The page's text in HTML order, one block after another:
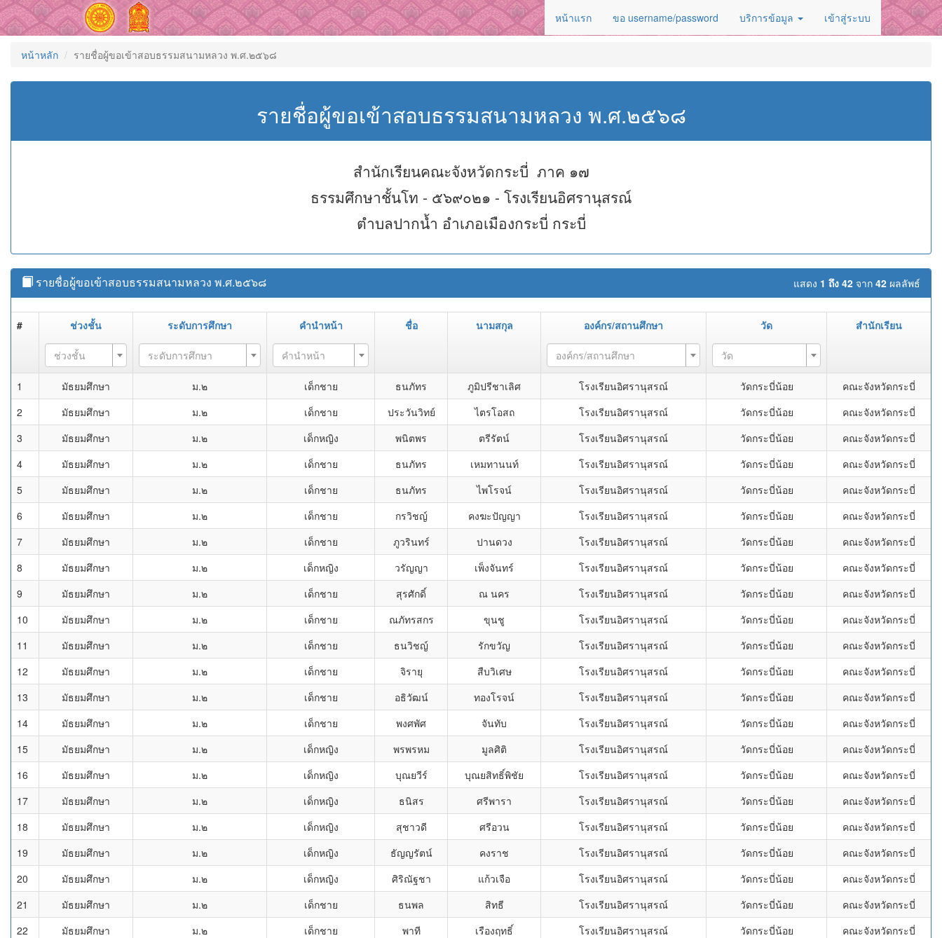
หน้าแรก ขอ username/password บริการข้อมูล เข้าสู่ระบบ
หน้าหลัก รายชื่อผู้ขอเข้าสอบธรรมสนามหลวง พ.ศ.๒๕๖๘
รายชื่อผู้ขอเข้าสอบธรรมสนามหลวง พ.ศ.๒๕๖๘
สำนักเรียนคณะจังหวัดกระบี่ ภาค ๑๗
ธรรมศึกษาชั้นโท - ๕๖๙๐๒๑ - โรงเรียนอิศรานุสรณ์
ตำบลปากน้ำ อำเภอเมืองกระบี่ กระบี่
แสดง 1 ถึง 42 จาก 42 ผลลัพธ์
รายชื่อผู้ขอเข้าสอบธรรมสนามหลวง พ.ศ.๒๕๖๘
# ช่วงชั้น ระดับการศึกษา คำนำหน้า ชื่อ นามสกุล องค์กร/สถานศึกษา วัด สำนักเรียน
ช่วงชั้น ระดับการศึกษา คำนำหน้า องค์กร/สถานศึกษา วัด
1 มัธยมศึกษา ม.๒ เด็กชาย ธนภัทร ภูมิปรีชาเลิศ โรงเรียนอิศรานุสรณ์ วัดกระบี่น้อย
คณะจังหวัดกระบี่
2
มัธยมศึกษา ม.๒ เด็กชาย ประวันวิทย์ ไตรโอสถ โรงเรียนอิศรานุสรณ์ วัดกระบี่น้อย
คณะจังหวัดกระบี่
3
มัธยมศึกษา ม.๒ เด็กหญิง พนิตพร ตรีรัตน์ โรงเรียนอิศรานุสรณ์ วัดกระบี่น้อย
คณะจังหวัดกระบี่
4
มัธยมศึกษา ม.๒ เด็กชาย ธนภัทร เหมทานนท์ โรงเรียนอิศรานุสรณ์ วัดกระบี่น้อย
คณะจังหวัดกระบี่
5
มัธยมศึกษา ม.๒ เด็กชาย ธนภัทร ไพโรจน์ โรงเรียนอิศรานุสรณ์ วัดกระบี่น้อย
คณะจังหวัดกระบี่
6
มัธยมศึกษา ม.๒ เด็กชาย กรวิชญ์ คงฆะปัญญา โรงเรียนอิศรานุสรณ์ วัดกระบี่น้อย
คณะจังหวัดกระบี่
7
มัธยมศึกษา ม.๒ เด็กชาย ภูวรินทร์ ปานดวง โรงเรียนอิศรานุสรณ์ วัดกระบี่น้อย
คณะจังหวัดกระบี่
8
มัธยมศึกษา ม.๒ เด็กหญิง วรัญญา เพ็งจันทร์ โรงเรียนอิศรานุสรณ์ วัดกระบี่น้อย
คณะจังหวัดกระบี่
9
มัธยมศึกษา ม.๒ เด็กชาย สุรศักดิ์ ณ นคร โรงเรียนอิศรานุสรณ์ วัดกระบี่น้อย
คณะจังหวัดกระบี่
10
มัธยมศึกษา ม.๒ เด็กชาย ณภัทรสกร ขุนชู โรงเรียนอิศรานุสรณ์ วัดกระบี่น้อย
คณะจังหวัดกระบี่
11
มัธยมศึกษา ม.๒ เด็กชาย ธนวิชญ์ รักขวัญ โรงเรียนอิศรานุสรณ์ วัดกระบี่น้อย
คณะจังหวัดกระบี่
12
มัธยมศึกษา ม.๒ เด็กชาย จิรายุ สืบวิเศษ โรงเรียนอิศรานุสรณ์ วัดกระบี่น้อย
คณะจังหวัดกระบี่
13
มัธยมศึกษา ม.๒ เด็กชาย อธิวัฒน์ ทองโรจน์ โรงเรียนอิศรานุสรณ์ วัดกระบี่น้อย
คณะจังหวัดกระบี่
14
มัธยมศึกษา ม.๒ เด็กชาย พงศพัศ จันทับ โรงเรียนอิศรานุสรณ์ วัดกระบี่น้อย
คณะจังหวัดกระบี่
15
มัธยมศึกษา ม.๒ เด็กหญิง พรพรหม มูลศิติ โรงเรียนอิศรานุสรณ์ วัดกระบี่น้อย
คณะจังหวัดกระบี่
16
มัธยมศึกษา ม.๒ เด็กหญิง บุณยวีร์ บุณยสิทธิ์พิชัย โรงเรียนอิศรานุสรณ์ วัดกระบี่น้อย
คณะจังหวัดกระบี่
17
มัธยมศึกษา ม.๒ เด็กหญิง ธนิสร ศรีพารา โรงเรียนอิศรานุสรณ์ วัดกระบี่น้อย
คณะจังหวัดกระบี่
18
มัธยมศึกษา ม.๒ เด็กหญิง สุชาวดี ศรีอวน โรงเรียนอิศรานุสรณ์ วัดกระบี่น้อย
คณะจังหวัดกระบี่
19
มัธยมศึกษา ม.๒ เด็กหญิง ธัญญรัตน์ คงราช โรงเรียนอิศรานุสรณ์ วัดกระบี่น้อย
คณะจังหวัดกระบี่
20
มัธยมศึกษา ม.๒ เด็กหญิง ศิริณัฐชา แก้วเจือ โรงเรียนอิศรานุสรณ์ วัดกระบี่น้อย
คณะจังหวัดกระบี่
21
มัธยมศึกษา ม.๒ เด็กชาย ธนพล สิทธี โรงเรียนอิศรานุสรณ์ วัดกระบี่น้อย
คณะจังหวัดกระบี่
22
มัธยมศึกษา ม.๒ เด็กชาย พาที เรืองฤทธิ์ โรงเรียนอิศรานุสรณ์ วัดกระบี่น้อย
คณะจังหวัดกระบี่